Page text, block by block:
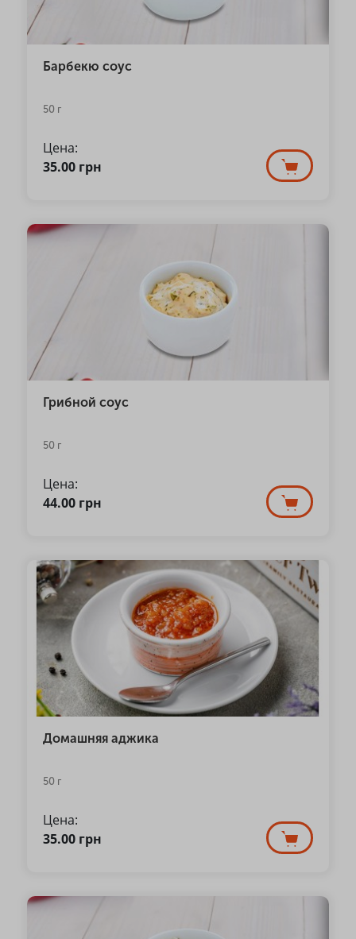
Барбекю соус
50 г
Цена:
35.00 грн
Грибной соус
50 г
Цена:
44.00 грн
Домашняя аджика
50 г
Цена:
35.00 грн